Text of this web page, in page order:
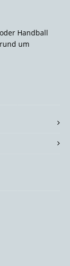
Handball
um